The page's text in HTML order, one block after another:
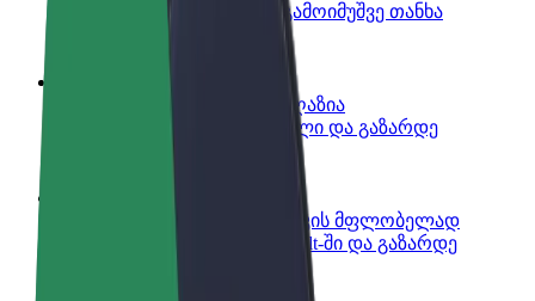
შეასრულე შეკვეთები და გამოიმუშვე თანხა
დაამატე რესტორანი ან მაღაზია
მოიზიდე მეტი მომხმარებელი და გაზარდე
დარეგისტრირდი ავტოპარკის მფლობელად
დაამატე შენი ავტოპარკი Bolt-ში და გაზარდე